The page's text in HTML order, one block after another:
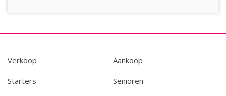
Verkoop Aankoop
Starters Senioren